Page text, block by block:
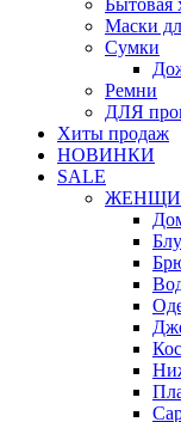
Бытовая
Маски
Сумки
Ремни
ДЛЯ
Хиты продаж
НОВИНКИ
SALE